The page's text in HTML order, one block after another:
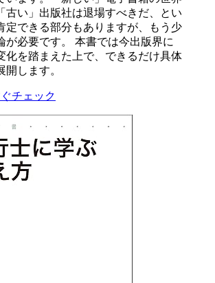
古い」出版社は退場すべきだ、とい
定できる部分もありますが、もう少
が必要です。 本書では今出版界に
化を踏まえた上で、できるだけ具体
開します。
チェック